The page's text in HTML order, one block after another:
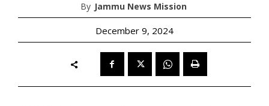
By Jammu News Mission
December 9, 2024